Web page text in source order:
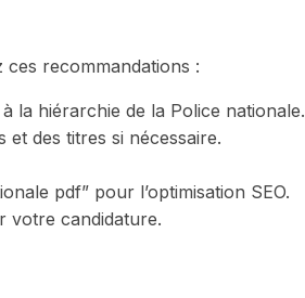
recommandations :
la hiérarchie de la Police nationale.
des titres si nécessaire.
pdf” pour l’optimisation SEO.
votre candidature.